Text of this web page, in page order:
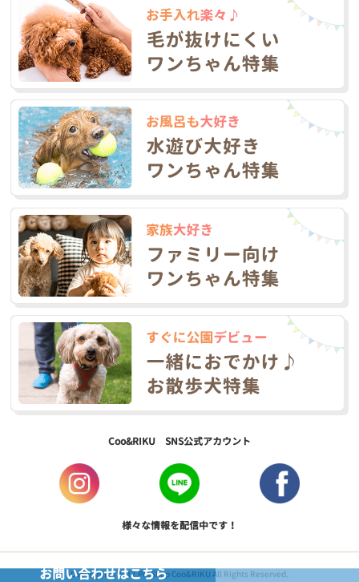
お問い合わせはこちら
Coo&RIKU SNS公式アカウント
様々な情報を配信中です！
Copyright © 2017 PetShop Coo&RIKU All Rights Reserved.